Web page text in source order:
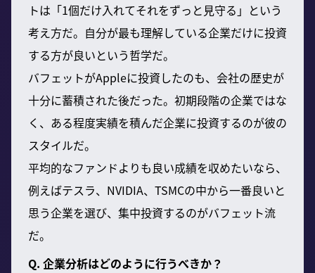
トは「1個だけ入れてそれをずっと見守る」という
考え方だ。自分が最も理解している企業だけに投資
する方が良いという哲学だ。
バフェットがAppleに投資したのも、会社の歴史が
十分に蓄積された後だった。初期段階の企業ではな
く、ある程度実績を積んだ企業に投資するのが彼の
スタイルだ。
平均的なファンドよりも良い成績を収めたいなら、
例えばテスラ、NVIDIA、TSMCの中から一番良いと
思う企業を選び、集中投資するのがバフェット流
だ。
Q. 企業分析はどのように行うべきか？